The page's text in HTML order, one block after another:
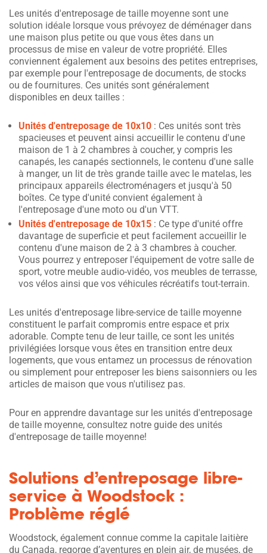
Les unités d'entreposage de taille moyenne sont une
solution idéale lorsque vous prévoyez de déménager dans
une maison plus petite ou que vous êtes dans un
processus de mise en valeur de votre propriété. Elles
conviennent également aux besoins des petites entreprises,
par exemple pour l'entreposage de documents, de stocks
ou de fournitures. Ces unités sont généralement
disponibles en deux tailles :
Unités d'entreposage de 10x10 : Ces unités sont très
spacieuses et peuvent ainsi accueillir le contenu d'une
maison de 1 à 2 chambres à coucher, y compris les
canapés, les canapés sectionnels, le contenu d'une salle
à manger, un lit de très grande taille avec le matelas, les
principaux appareils électroménagers et jusqu'à 50
boîtes. Ce type d'unité convient également à
l'entreposage d'une moto ou d'un VTT.
Unités d'entreposage de 10x15 : Ce type d'unité offre
davantage de superficie et peut facilement accueillir le
contenu d'une maison de 2 à 3 chambres à coucher.
Vous pourrez y entreposer l'équipement de votre salle de
sport, votre meuble audio-vidéo, vos meubles de terrasse,
vos vélos ainsi que vos véhicules récréatifs tout-terrain.
Les unités d'entreposage libre-service de taille moyenne
constituent le parfait compromis entre espace et prix
adorable. Compte tenu de leur taille, ce sont les unités
privilégiées lorsque vous êtes en transition entre deux
logements, que vous entamez un processus de rénovation
ou simplement pour entreposer les biens saisonniers ou les
articles de maison que vous n'utilisez pas.
Pour en apprendre davantage sur les unités d'entreposage
de taille moyenne, consultez notre guide des unités
d'entreposage de taille moyenne!
Solutions d’entreposage libre-
service à Woodstock :
Problème réglé
Woodstock, également connue comme la capitale laitière
du Canada, regorge d’aventures en plein air, de musées, de